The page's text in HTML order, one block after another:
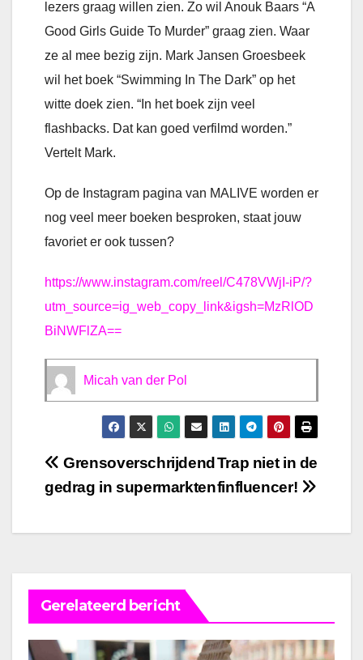
lezers graag willen zien. Zo wil Anouk Baars “A
Good Girls Guide To Murder” graag zien. Waar
ze al mee bezig zijn. Mark Jansen Groesbeek
wil het boek “Swimming In The Dark” op het
witte doek zien. “In het boek zijn veel
flashbacks. Dat kan goed verfilmd worden.”
Vertelt Mark.
Op de Instagram pagina van MALIVE worden er
nog veel meer boeken besproken, staat jouw
favoriet er ook tussen?
https://www.instagram.com/reel/C478VWjI-iP/?
utm_source=ig_web_copy_link&igsh=MzRlOD
BiNWFlZA==
Micah van der Pol
Bericht
navigatie
Trap niet in de
finfluencer!
Grensoverschrijdend
gedrag in supermarkten
Gerelateerd bericht